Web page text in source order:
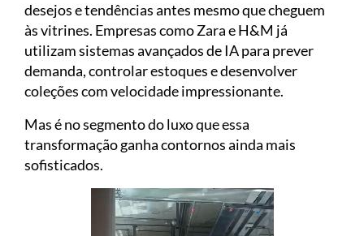
desejos e tendências antes mesmo que cheguem
às vitrines. Empresas como Zara e H&M já
utilizam sistemas avançados de IA para prever
demanda, controlar estoques e desenvolver
coleções com velocidade impressionante.
Mas é no segmento do luxo que essa
transformação ganha contornos ainda mais
sofisticados.